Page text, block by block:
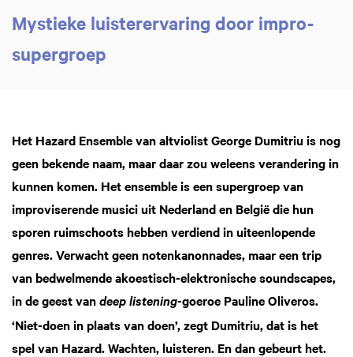
Mystieke luisterervaring door impro-
supergroep
Het Hazard Ensemble van altviolist George Dumitriu is nog
geen bekende naam, maar daar zou weleens verandering in
kunnen komen. Het ensemble is een supergroep van
improviserende musici uit Nederland en België die hun
sporen ruimschoots hebben verdiend in uiteenlopende
genres. Verwacht geen notenkanonnades, maar een trip
van bedwelmende akoestisch-elektronische soundscapes,
in de geest van deep listening-goeroe Pauline Oliveros.
‘Niet-doen in plaats van doen’, zegt Dumitriu, dat is het
spel van Hazard. Wachten, luisteren. En dan gebeurt het.